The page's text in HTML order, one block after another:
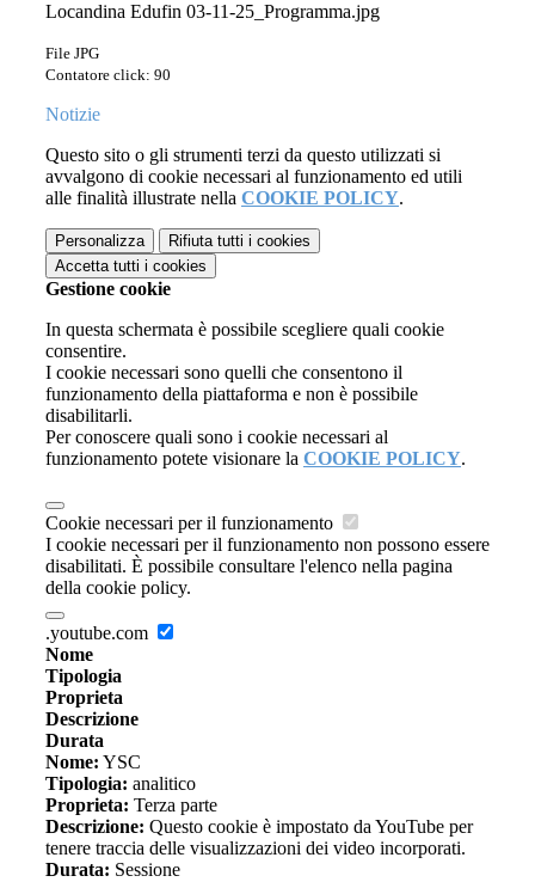
Locandina Edufin 03-11-25_Programma.jpg
File JPG
Contatore click: 90
Notizie
Questo sito o gli strumenti terzi da questo utilizzati si
avvalgono di cookie necessari al funzionamento ed utili
alle finalità illustrate nella COOKIE POLICY.
Personalizza Rifiuta tutti i cookies
Accetta tutti i cookies
Gestione cookie
In questa schermata è possibile scegliere quali cookie
consentire.
I cookie necessari sono quelli che consentono il
funzionamento della piattaforma e non è possibile
disabilitarli.
Per conoscere quali sono i cookie necessari al
funzionamento potete visionare la COOKIE POLICY.
Cookie necessari per il funzionamento
I cookie necessari per il funzionamento non possono essere
disabilitati. È possibile consultare l'elenco nella pagina
della cookie policy.
.youtube.com
Nome
Tipologia
Proprieta
Descrizione
Durata
Nome: YSC
Tipologia: analitico
Proprieta: Terza parte
Descrizione: Questo cookie è impostato da YouTube per
tenere traccia delle visualizzazioni dei video incorporati.
Durata: Sessione